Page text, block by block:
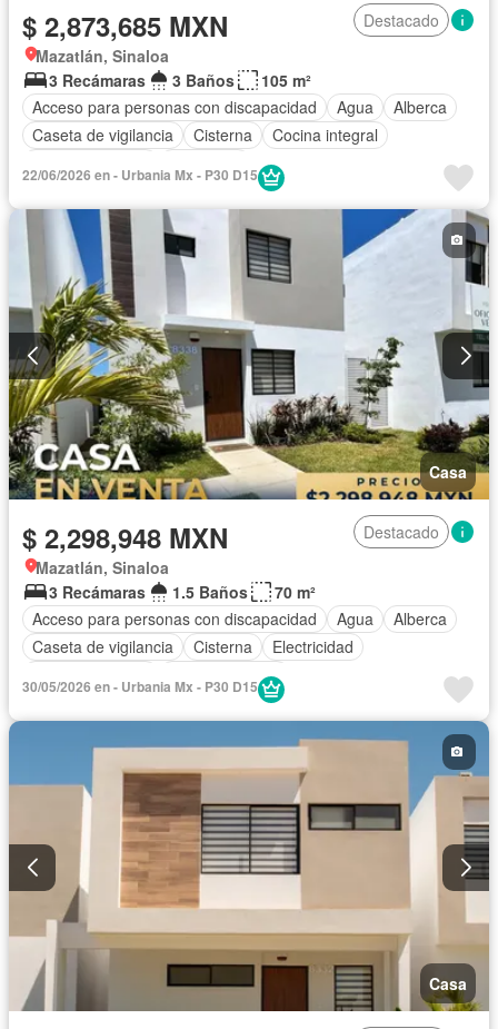
$ 2,873,685 MXN
Destacado
Mazatlán, Sinaloa
3 Recámaras
3 Baños
105 m²
Acceso para personas con discapacidad
Agua
Alberca
Caseta de vigilancia
Cisterna
Cocina integral
22/06/2026 en - Urbania Mx - P30 D15
Casa
$ 2,298,948 MXN
Destacado
Mazatlán, Sinaloa
3 Recámaras
1.5 Baños
70 m²
Acceso para personas con discapacidad
Agua
Alberca
Caseta de vigilancia
Cisterna
Electricidad
Sala polivalente
30/05/2026 en - Urbania Mx - P30 D15
Casa